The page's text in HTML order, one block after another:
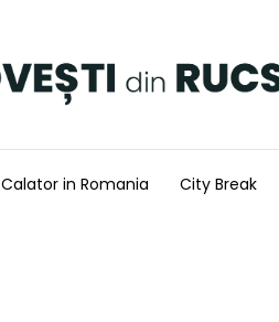
Calator in Romania City Break